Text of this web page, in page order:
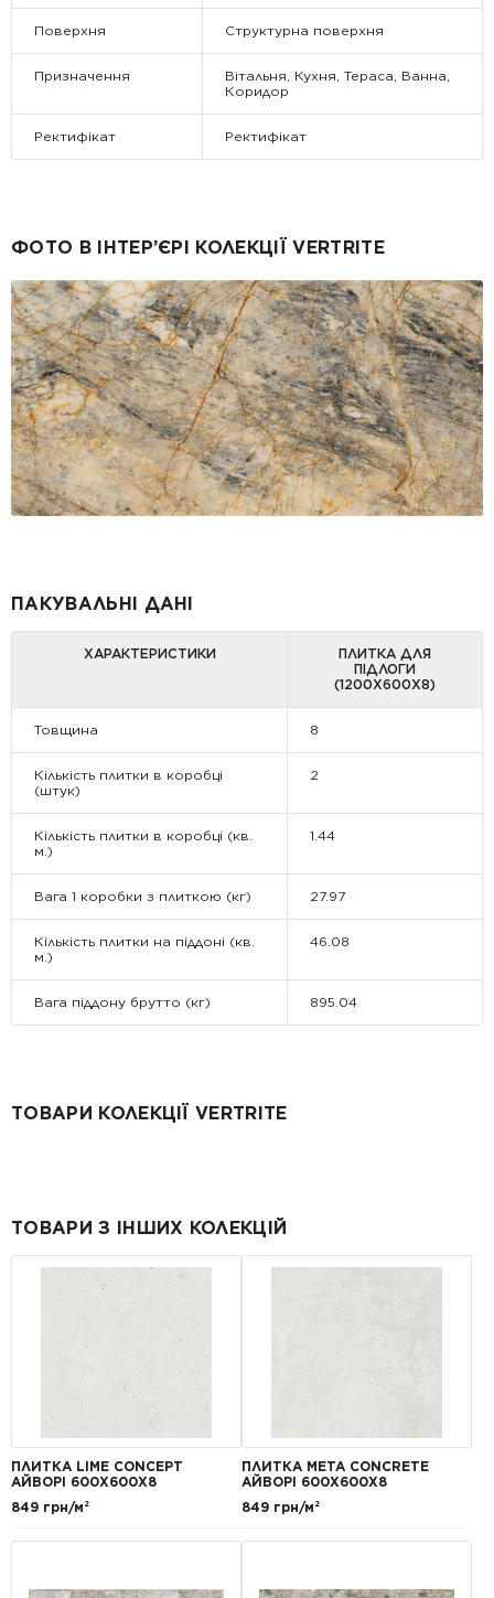
Поверхня Структурна поверхня
Призначення
Вітальня, Кухня, Тераса, Ванна,
Коридор
Ректифікат Ректифікат
ФОТО В ІНТЕР’ЄРІ КОЛЕКЦІЇ VERTRITE
ПАКУВАЛЬНІ ДАНІ
ХАРАКТЕРИСТИКИ
ПЛИТКА ДЛЯ
ПІДЛОГИ
(1200Х600Х8)
Товщина 8
Кількість плитки в коробці
(штук)
2
Кількість плитки в коробці (кв.
м.)
1.44
Вага 1 коробки з плиткою (кг) 27.97
Кількість плитки на піддоні (кв.
м.)
46.08
Вага піддону брутто (кг) 895.04
ТОВАРИ КОЛЕКЦІЇ VERTRITE
ТОВАРИ З ІНШИХ КОЛЕКЦІЙ
ПЛИТКА LIME CONCEPT
АЙВОРІ 600Х600Х8
849 грн/м²
ПЛИТКА META CONCRETE
АЙВОРІ 600Х600Х8
849 грн/м²